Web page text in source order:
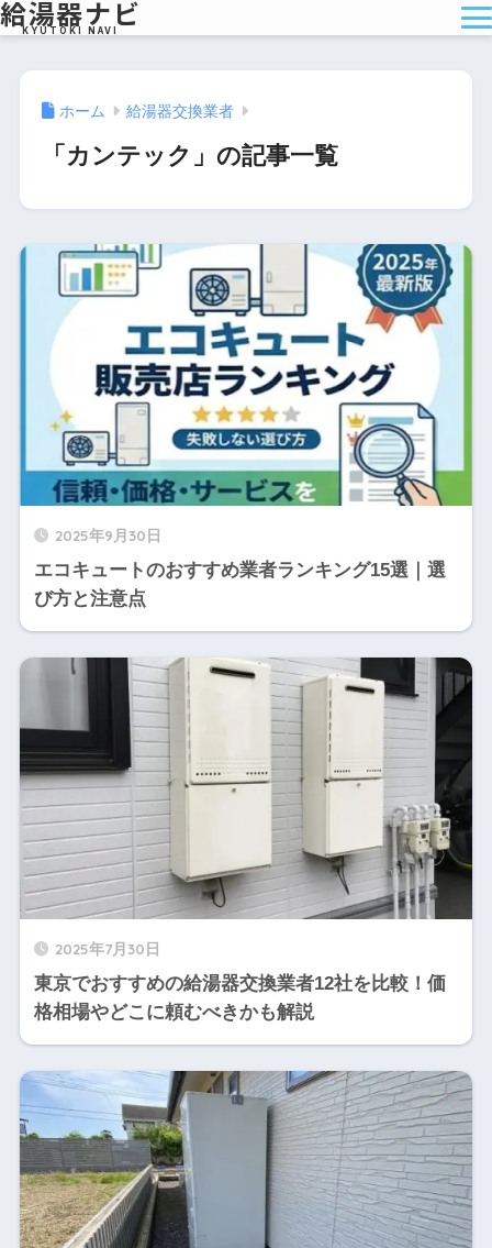
給湯器ナビ
KYUTOKI NAVI
ホーム 給湯器交換業者
「カンテック」の記事一覧
2025年9月30日
エコキュートのおすすめ業者ランキング15選｜選
び方と注意点
2025年7月30日
東京でおすすめの給湯器交換業者12社を比較！価
格相場やどこに頼むべきかも解説